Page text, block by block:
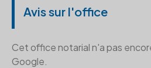
Avis sur l'office
Cet office notarial n'a pas
Google.